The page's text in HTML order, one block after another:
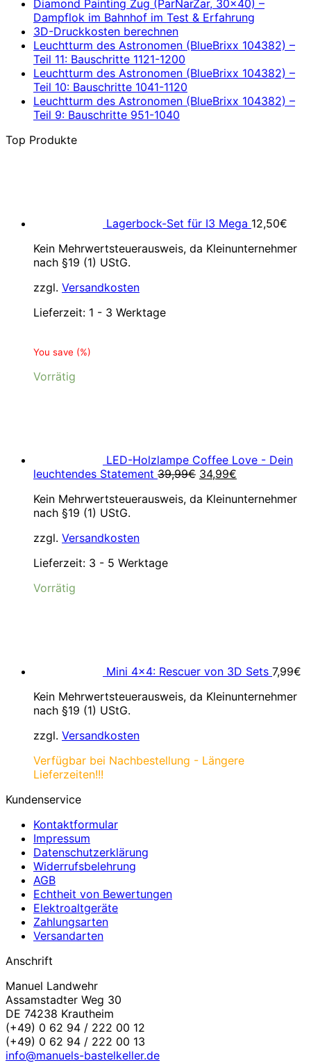
Diamond Painting Zug (ParNarZar, 30×40) –
Dampflok im Bahnhof im Test & Erfahrung
3D-Druckkosten berechnen
Leuchtturm des Astronomen (BlueBrixx 104382) –
Teil 11: Bauschritte 1121-1200
Leuchtturm des Astronomen (BlueBrixx 104382) –
Teil 10: Bauschritte 1041-1120
Leuchtturm des Astronomen (BlueBrixx 104382) –
Teil 9: Bauschritte 951-1040
Top Produkte
Lagerbock-Set für I3 Mega 12,50€
Kein Mehrwertsteuerausweis, da Kleinunternehmer
nach §19 (1) UStG.
zzgl. Versandkosten
Lieferzeit: 1 - 3 Werktage
You save (%)
Vorrätig
LED-Holzlampe Coffee Love - Dein
leuchtendes Statement 39,99€ Ursprünglicher
war:
34,99€
ist:
Kein Mehrwertsteuerausweis, da Kleinunternehmer
nach §19 (1) UStG.
zzgl. Versandkosten
Lieferzeit: 3 - 5 Werktage
Vorrätig
Mini 4×4: Rescuer von 3D Sets 7,99€
Kein Mehrwertsteuerausweis, da Kleinunternehmer
nach §19 (1) UStG.
zzgl. Versandkosten
Verfügbar bei Nachbestellung - Längere
Lieferzeiten!!!
Kundenservice
Kontaktformular
Impressum
Datenschutzerklärung
Widerrufsbelehrung
AGB
Echtheit von Bewertungen
Elektroaltgeräte
Zahlungsarten
Versandarten
Anschrift
Manuel Landwehr
Assamstadter Weg 30
DE 74238 Krautheim
(+49) 0 62 94 / 222 00 12
(+49) 0 62 94 / 222 00 13
info@manuels-bastelkeller.de